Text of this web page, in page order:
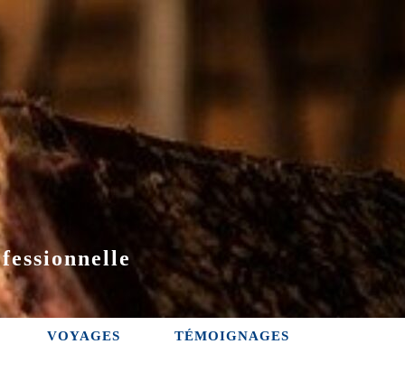
VOYAGES TÉMOIGNAGES